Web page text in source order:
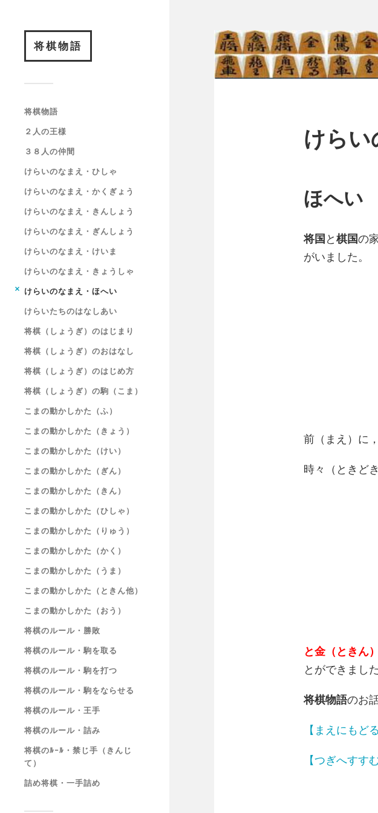
将棋物語
将棋物語
２人の王様
３８人の仲間
けらいのなまえ・ひしゃ
けらいのなまえ・かくぎょう
けらいのなまえ・きんしょう
けらいのなまえ・ぎんしょう
けらいのなまえ・けいま
けらいのなまえ・きょうしゃ
けらいのなまえ・ほへい
けらいたちのはなしあい
将棋（しょうぎ）のはじまり
将棋（しょうぎ）のおはなし
将棋（しょうぎ）のはじめ方
将棋（しょうぎ）の駒（こま）
こまの動かしかた（ふ）
こまの動かしかた（きょう）
こまの動かしかた（けい）
こまの動かしかた（ぎん）
こまの動かしかた（きん）
こまの動かしかた（ひしゃ）
こまの動かしかた（りゅう）
こまの動かしかた（かく）
こまの動かしかた（うま）
こまの動かしかた（ときん他）
こまの動かしかた（おう）
将棋のルール・勝敗
将棋のルール・駒を取る
将棋のルール・駒を打つ
将棋のルール・駒をならせる
将棋のルール・王手
将棋のルール・詰み
将棋のﾙｰﾙ・禁じ手（きんじ
て）
詰め将棋・一手詰め
けらい
ほへ
将国と棋国の
がいました。
前（まえ）に
時々（ときど
と金（ときん）
とができました
将棋物語のお
【まえにもどる
【つぎへすすむ